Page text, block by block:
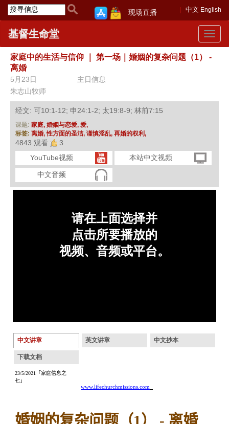
中文 English
现场直播
Toggle
基督生命堂
家庭中的生活与信仰
第一场｜婚姻的复杂问题（1） -
离婚
5月23日
主日信息
朱志山牧师
经文: 可10:1-12; 申24:1-2; 太19:8-9; 林前7:15
课题: 家庭, 婚姻与恋爱, 爱,
标签: 离婚,性方面的圣洁, 谨慎淫乱, 再婚的权利,
4843 观看
3
YouTube视频
本站中文视频
中文音频
中文讲章 英文讲章 中文抄本
下载文档